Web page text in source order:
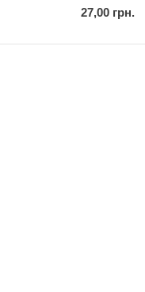
г
27,00 грн.